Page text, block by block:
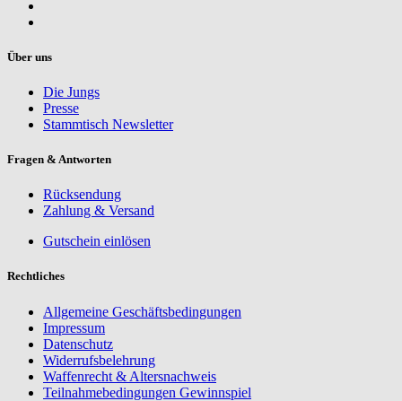
Über uns
Die Jungs
Presse
Stammtisch Newsletter
Fragen & Antworten
Rücksendung
Zahlung & Versand
Gutschein einlösen
Rechtliches
Allgemeine Geschäftsbedingungen
Impressum
Datenschutz
Widerrufsbelehrung
Waffenrecht & Altersnachweis
Teilnahmebedingungen Gewinnspiel